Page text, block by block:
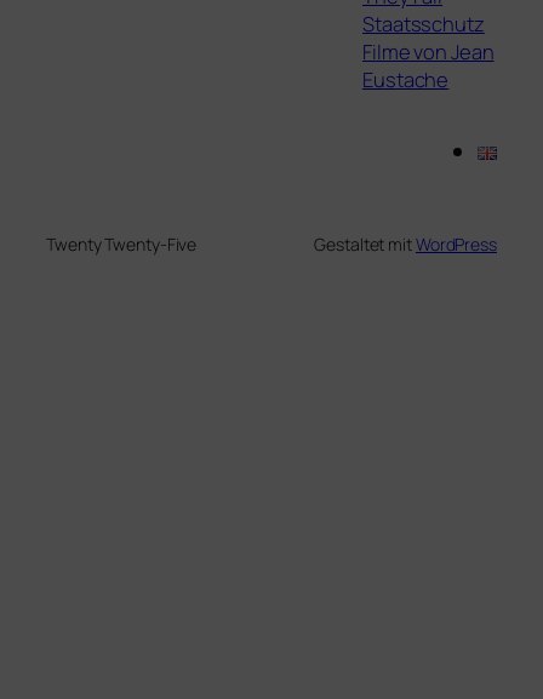
Staatsschutz
Filme von Jean
Eustache
Twenty Twenty-Five Gestaltet mitWordPress